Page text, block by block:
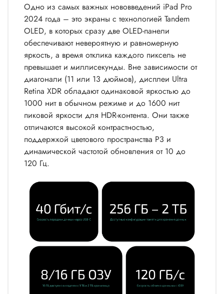
Одно из самых важных нововведений iPad Pro
2024 года – это экраны с технологией Tandem
OLED, в которых сразу две OLED-панели
обеспечивают невероятную и равномерную
яркость, а время отклика каждого пиксель не
превышает и миллисекунды. Вне зависимости от
диагонали (11 или 13 дюймов), дисплеи Ultra
Retina XDR обладают одинаковой яркостью до
1000 нит в обычном режиме и до 1600 нит
пиковой яркости для HDR-контента. Они также
отличаются высокой контрастностью,
поддержкой цветового пространства P3 и
динамической частотой обновления от 10 до
120 Гц.